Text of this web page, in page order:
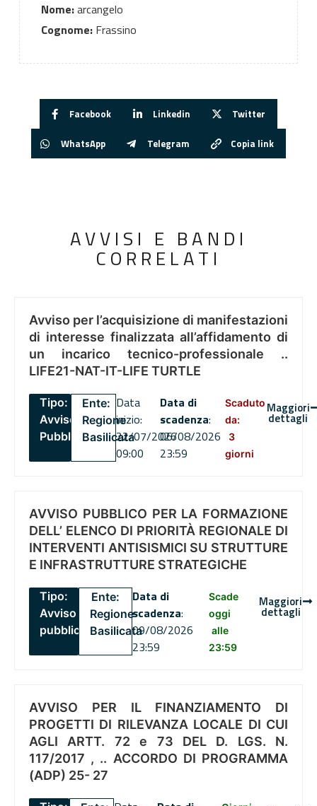
Nome:arcangelo
Cognome:Frassino
Facebook Linkedin Twitter
WhatsApp Telegram Copia link
AVVISI E BANDI
CORRELATI
Avviso per l’acquisizione di manifestazioni
di interesse finalizzata all’affidamento di
un incarico tecnico-professionale ..
LIFE21-NAT-IT-LIFE TURTLE
Tipo:
Avviso
Pubblico
Ente:
Regione
Basilicata
Data
inizio:
22/07/2026
09:00
Data di
scadenza:
06/08/2026
23:59
Scaduto
da:
3
giorni
Maggiori
dettagli
AVVISO PUBBLICO PER LA FORMAZIONE
DELL’ ELENCO DI PRIORITÀ REGIONALE DI
INTERVENTI ANTISISMICI SU STRUTTURE
E INFRASTRUTTURE STRATEGICHE
Tipo:
Avviso
pubblico
Ente:
Regione
Basilicata
Data di
scadenza:
09/08/2026
23:59
Scade
oggi
alle
23:59
Maggiori
dettagli
AVVISO PER IL FINANZIAMENTO DI
PROGETTI DI RILEVANZA LOCALE DI CUI
AGLI ARTT. 72 e 73 DEL D. LGS. N.
117/2017 , .. ACCORDO DI PROGRAMMA
(ADP) 25- 27